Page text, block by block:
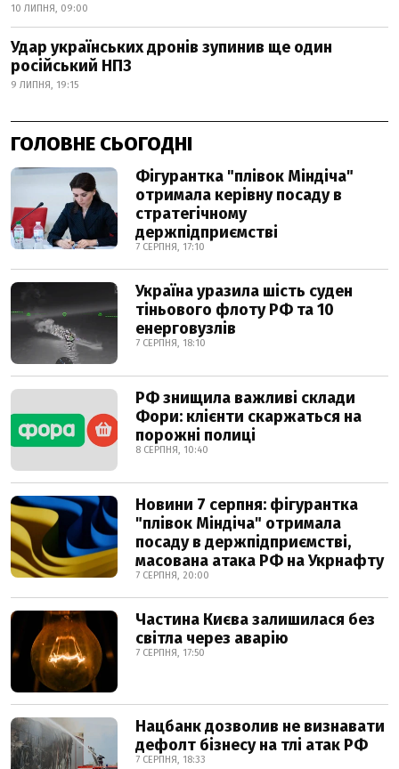
10 ЛИПНЯ, 09:00
Удар українських дронів зупинив ще один
російський НПЗ
9 ЛИПНЯ, 19:15
ГОЛОВНЕ СЬОГОДНІ
Фігурантка "плівок Міндіча"
отримала керівну посаду в
стратегічному
держпідприємстві
7 СЕРПНЯ, 17:10
Україна уразила шість суден
тіньового флоту РФ та 10
енерговузлів
7 СЕРПНЯ, 18:10
РФ знищила важливі склади
Фори: клієнти скаржаться на
порожні полиці
8 СЕРПНЯ, 10:40
Новини 7 серпня: фігурантка
"плівок Міндіча" отримала
посаду в держпідприємстві,
масована атака РФ на Укрнафту
7 СЕРПНЯ, 20:00
Частина Києва залишилася без
світла через аварію
7 СЕРПНЯ, 17:50
Нацбанк дозволив не визнавати
дефолт бізнесу на тлі атак РФ
7 СЕРПНЯ, 18:33